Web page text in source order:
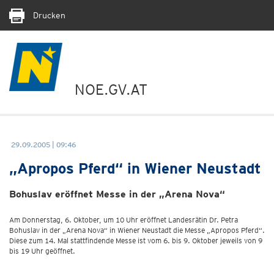
Drucken
NOE.GV.AT
29.09.2005 | 09:46
„Apropos Pferd“ in Wiener Neustadt
Bohuslav eröffnet Messe in der „Arena Nova“
Am Donnerstag, 6. Oktober, um 10 Uhr eröffnet Landesrätin Dr. Petra
Bohuslav in der „Arena Nova“ in Wiener Neustadt die Messe „Apropos Pferd“.
Diese zum 14. Mal stattfindende Messe ist vom 6. bis 9. Oktober jeweils von 9
bis 19 Uhr geöffnet.